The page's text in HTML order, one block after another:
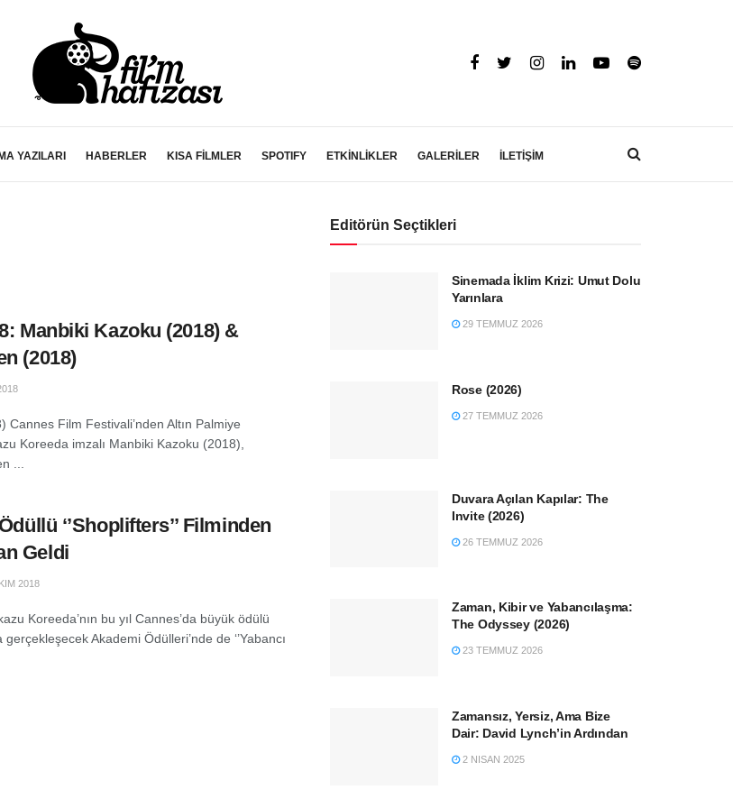
YAZILARI HABERLER KISA FİLMLER SPOTIFY ETKİNLİKLER GALERİLER İLETİŞİM
Manbiki Kazoku (2018) &
(2018)
Cannes Film Festivali’nden Altın Palmiye
Koreeda imzalı Manbiki Kazoku (2018),
...
‘’Shoplifters’’ Filminden
Geldi
2018
Koreeda’nın bu yıl Cannes’da büyük ödülü
Akademi Ödülleri’nde de ‘’Yabancı
Editörün Seçtikleri
Sinemada İklim Krizi: Umut Dolu
Yarınlara
29 TEMMUZ 2026
Rose (2026)
27 TEMMUZ 2026
Duvara Açılan Kapılar: The
Invite (2026)
26 TEMMUZ 2026
Zaman, Kibir ve Yabancılaşma:
The Odyssey (2026)
23 TEMMUZ 2026
Zamansız, Yersiz, Ama Bize
Dair: David Lynch’in Ardından
2 NISAN 2025